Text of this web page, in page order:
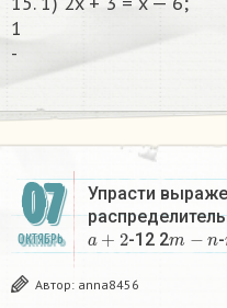
1
-​
07
ОКТЯБРЬ
Упрасти
a +2 -12 2m− n -
Автор: anna8456